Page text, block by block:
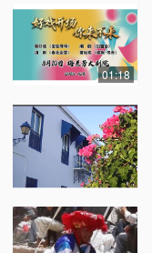
01:18